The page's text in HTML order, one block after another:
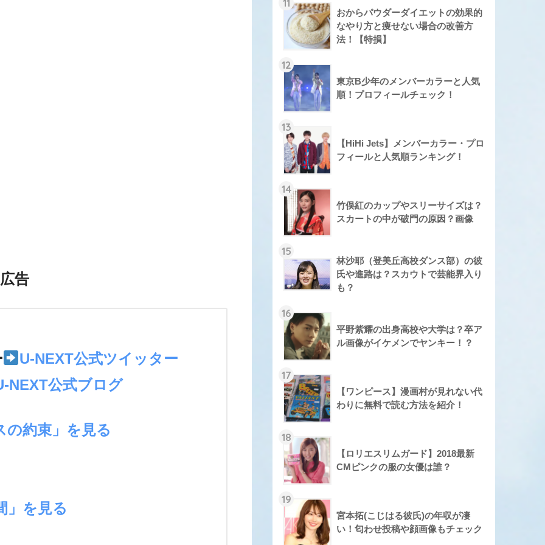
広告
U-NEXT公式ツイッター
NEXT公式ブログ
約束」を見る
」を見る
11
おからパウダーダイエットの効果的
なやり方と痩せない場合の改善方
法！【特損】
12
東京B少年のメンバーカラーと人気
順！プロフィールチェック！
13
【HiHi Jets】メンバーカラー・プロ
フィールと人気順ランキング！
14
竹俣紅のカップやスリーサイズは？
スカートの中が破門の原因？画像
15
林沙耶（登美丘高校ダンス部）の彼
氏や進路は？スカウトで芸能界入り
も？
16
平野紫耀の出身高校や大学は？卒ア
ル画像がイケメンでヤンキー！？
17
【ワンピース】漫画村が見れない代
わりに無料で読む方法を紹介！
18
【ロリエスリムガード】2018最新
CMピンクの服の女優は誰？
19
宮本拓(こじはる彼氏)の年収が凄
い！匂わせ投稿や顔画像もチェック